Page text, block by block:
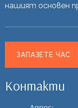
нашият основен
ЗАПАЗЕТЕ ЧАС
Контакти